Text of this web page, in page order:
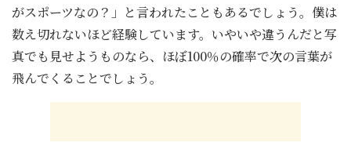
がスポーツなの？」と言われたこともあるでしょう。僕は
数え切れないほど経験しています。いやいや違うんだと写
真でも見せようものなら、ほぼ100％の確率で次の言葉が
飛んでくることでしょう。